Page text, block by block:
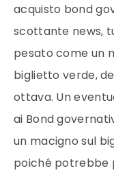
acquisto bond
scottante news,
pesato come un
biglietto verde,
ottava. Un
ai Bond
un macigno sul
poiché potrebbe